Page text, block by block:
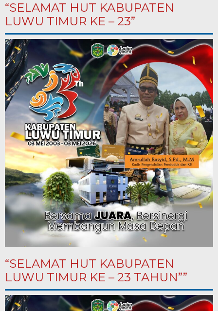
“SELAMAT HUT KABUPATEN
LUWU TIMUR KE – 23”
“SELAMAT HUT KABUPATEN
LUWU TIMUR KE – 23 TAHUN””